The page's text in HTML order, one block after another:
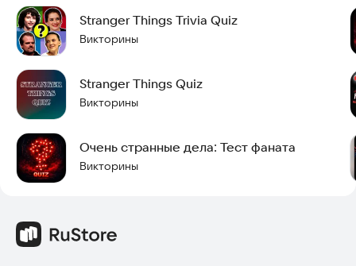
Stranger Things Trivia Quiz
Викторины
Stranger Things Quiz
Викторины
Очень странные дела: Тест фаната
Викторины